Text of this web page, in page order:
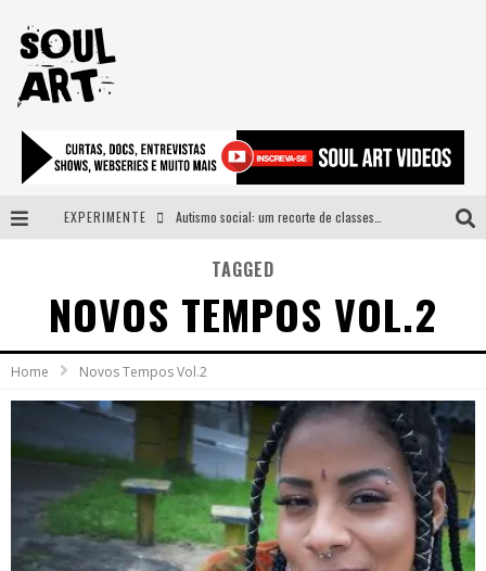
EXPERIMENTE
A subida da rampa é diferente!
Faça o bem! Mas, sem olhar a quem!?
Novo single de Arnaldo Tifu, “De Testa” explora brasilidade em sons, cores e símbolos
TAGGED
NOVOS TEMPOS VOL.2
Home Novos Tempos Vol.2